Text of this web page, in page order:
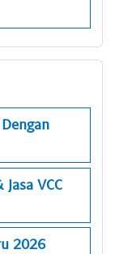
VCC
2026